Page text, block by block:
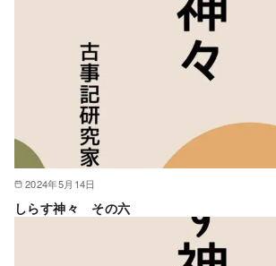
2024年5月14日
しらす神々 その六